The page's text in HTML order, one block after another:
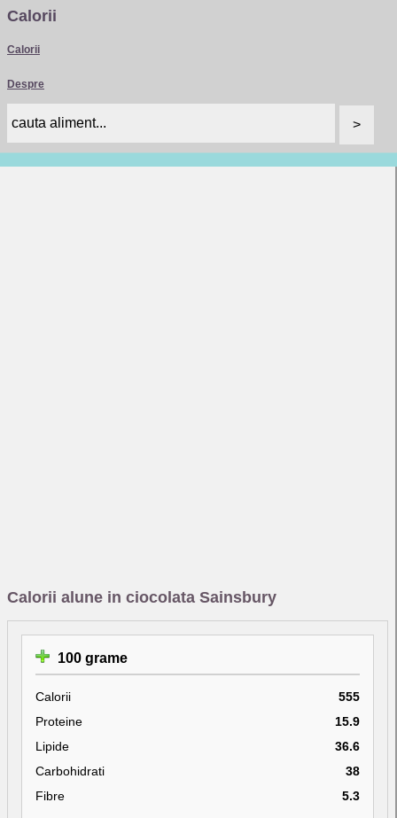
Calorii
Calorii
Despre
Calorii alune in ciocolata Sainsbury
100 grame
Calorii
555
Proteine
15.9
Lipide
36.6
Carbohidrati
38
Fibre
5.3